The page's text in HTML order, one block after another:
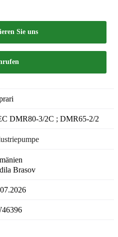
Sie uns
DMR80-3/2C ; DMR65-2/2
Brasov